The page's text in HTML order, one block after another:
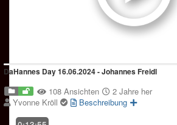
DaHannes Day 16.06.2024 - Johannes Freidl
108 Ansichten
2 Jahre her
Yvonne Kröll
Beschreibung